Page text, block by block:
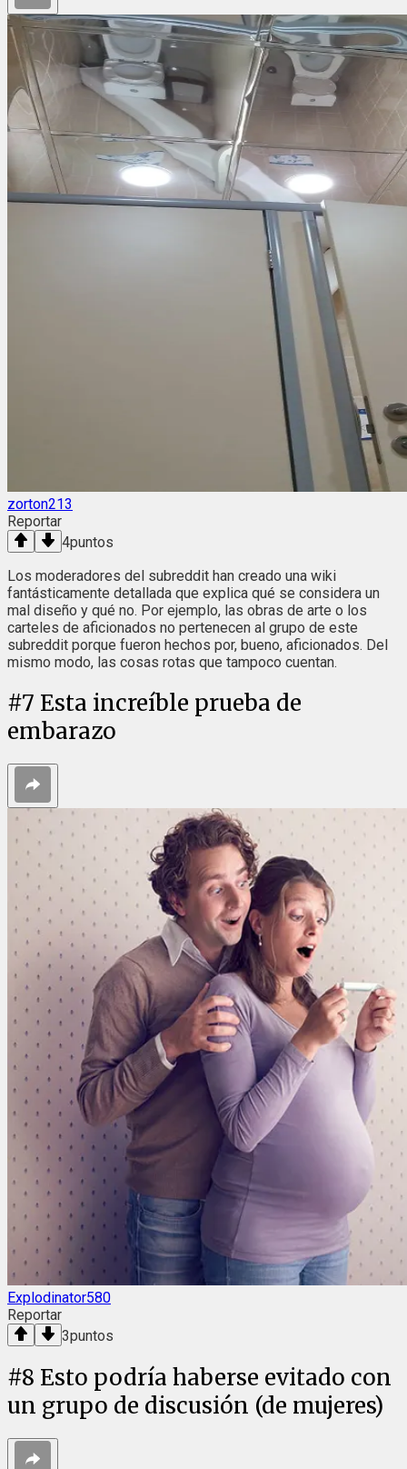
zorton213
Reportar
4puntos
Los moderadores del subreddit han creado una wiki
fantásticamente detallada que explica qué se considera un
mal diseño y qué no. Por ejemplo, las obras de arte o los
carteles de aficionados no pertenecen al grupo de este
subreddit porque fueron hechos por, bueno, aficionados. Del
mismo modo, las cosas rotas que tampoco cuentan.
#7 Esta increíble prueba de
embarazo
Explodinator580
Reportar
3puntos
#8 Esto podría haberse evitado con
un grupo de discusión (de mujeres)